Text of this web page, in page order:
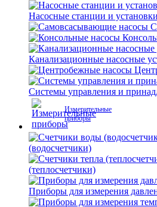
Насосные станции и
Канализационные насосные
Системы управления и
Измерительные
приборы
(водосчетчики)
(теплосчетчики)
Приборы для измерения